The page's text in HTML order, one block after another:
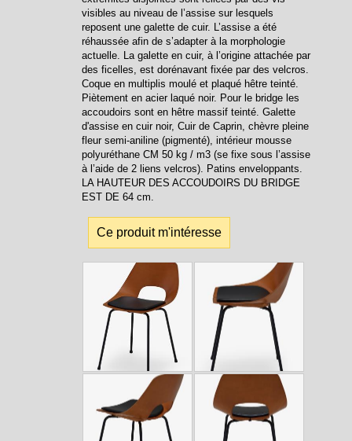
visibles au niveau de l’assise sur lesquels
reposent une galette de cuir. L’assise a été
réhaussée afin de s’adapter à la morphologie
actuelle. La galette en cuir, à l’origine attachée par
des ficelles, est dorénavant fixée par des velcros.
Coque en multiplis moulé et plaqué hêtre teinté.
Piètement en acier laqué noir. Pour le bridge les
accoudoirs sont en hêtre massif teinté. Galette
d'assise en cuir noir, Cuir de Caprin, chèvre pleine
fleur semi-aniline (pigmenté), intérieur mousse
polyuréthane CM 50 kg / m3 (se fixe sous l’assise
à l’aide de 2 liens velcros). Patins enveloppants.
LA HAUTEUR DES ACCOUDOIRS DU BRIDGE
EST DE 64 cm.
Ce produit m'intéresse